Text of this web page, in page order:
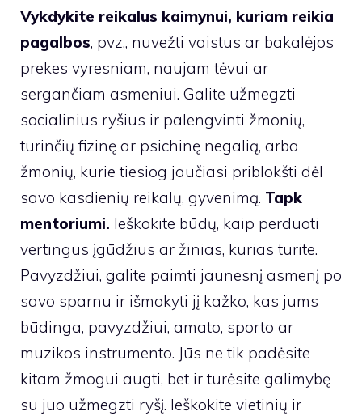
Vykdykite reikalus kaimynui, kuriam reikia
pagalbos, pvz., nuvežti vaistus ar bakalėjos
prekes vyresniam, naujam tėvui ar
sergančiam asmeniui. Galite užmegzti
socialinius ryšius ir palengvinti žmonių,
turinčių fizinę ar psichinę negalią, arba
žmonių, kurie tiesiog jaučiasi priblokšti dėl
savo kasdienių reikalų, gyvenimą. Tapk
mentoriumi. Ieškokite būdų, kaip perduoti
vertingus įgūdžius ar žinias, kurias turite.
Pavyzdžiui, galite paimti jaunesnį asmenį po
savo sparnu ir išmokyti jį kažko, kas jums
būdinga, pavyzdžiui, amato, sporto ar
muzikos instrumento. Jūs ne tik padėsite
kitam žmogui augti, bet ir turėsite galimybę
su juo užmegzti ryšį. Ieškokite vietinių ir